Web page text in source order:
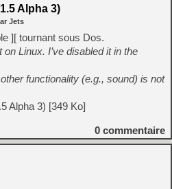
Alpha 3)
Jets
][ tournant sous Dos.
Linux. I’ve disabled it in the
functionality (e.g., sound) is not
Alpha 3) [349 Ko]
0 commentaire